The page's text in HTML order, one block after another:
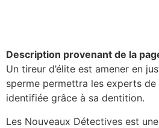
Description provenant de la
Un tireur d’élite est amener en
sperme permettra les experts
identifiée grâce à sa dentition.
Les Nouveaux Détectives est